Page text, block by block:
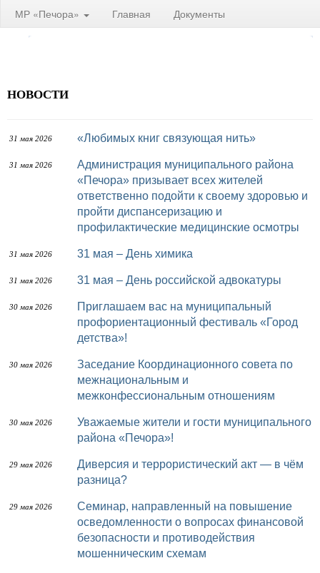
МР «Печора» Главная Документы
НОВОСТИ
31 мая 2026 «Любимых книг связующая нить»
31 мая 2026
Администрация муниципального района
«Печора» призывает всех жителей
ответственно подойти к своему здоровью и
пройти диспансеризацию и
профилактические медицинские осмотры
31 мая 2026 31 мая – День химика
31 мая 2026 31 мая – День российской адвокатуры
30 мая 2026
Приглашаем вас на муниципальный
профориентационный фестиваль «Город
детства»!
30 мая 2026
Заседание Координационного совета по
межнациональным и
межконфессиональным отношениям
30 мая 2026
Уважаемые жители и гости муниципального
района «Печора»!
29 мая 2026
Диверсия и террористический акт — в чём
разница?
29 мая 2026
Семинар, направленный на повышение
осведомленности о вопросах финансовой
безопасности и противодействия
мошенническим схемам